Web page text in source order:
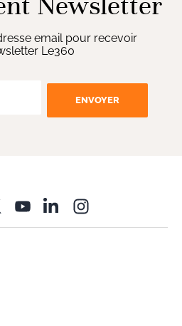
email pour recevoir
Le360
ENVOYER